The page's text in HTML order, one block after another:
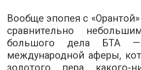
Вообще эпопея с
сравнительно
большого дела БТА —
международной аферы,
золотого пера какого-